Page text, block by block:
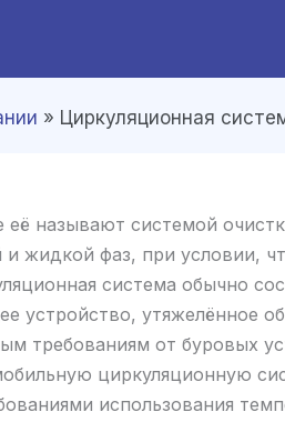
» Циркуляционная
её называют системой
и жидкой фаз, при условии,
система обычно
устройство, утяжелённое
требованиям от буровых
циркуляционную
использования